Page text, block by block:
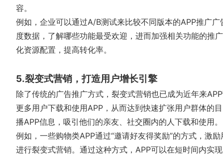
容。
例如，企业可以通过A/B测试来比较不同版本的APP推广
度数据，了解哪些功能最受欢迎，进而加强相关功能的推
化资源配置，提高转化率。
5.裂变式营销，打造用户增长引擎
除了传统的广告推广方式，裂变式营销也已成为近年来
更多用户下载和使用APP，从而达到快速扩张用户群体的
播APP信息，吸引他们的亲友、社交圈内的人下载和使用。
例如，一些购物类APP通过“邀请好友得奖励”的方式，激
进行裂变式营销。通过这种方式，APP可以在短时间内实